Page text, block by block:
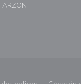
ARZON ((abre en una